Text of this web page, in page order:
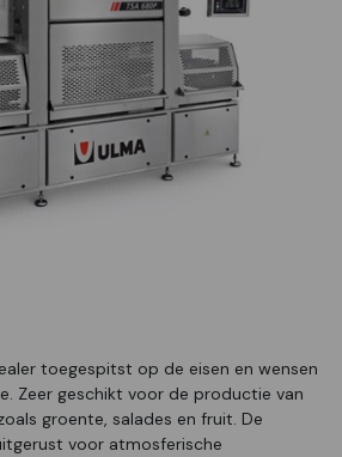
toegespitst op de eisen en wensen
Zeer geschikt voor de productie van
groente, salades en fruit. De
voor atmosferische